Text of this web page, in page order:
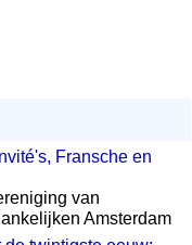
Fransche en
van
Amsterdam